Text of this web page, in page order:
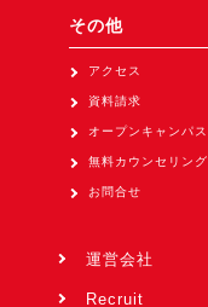
その他
アクセス
資料請求
オープンキャンパス
無料カウンセリング
お問合せ
運営会社
Recruit